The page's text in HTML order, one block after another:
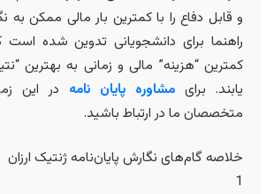
و قابل دفاع را با کمترین بار مالی ممکن به
راهنما برای دانشجویانی تدوین شده
کمترین “هزینه” مالی و زمانی به بهترین
یابند. برای مشاوره پایان نامه در این
متخصصان ما در ارتباط باشید.
خلاصه گام‌های نگارش پایان‌نامه ژنتیک ارزان
1